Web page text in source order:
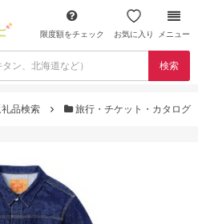
限度額をチェック お気に入り メニュー
検索
品検索 旅行・チケット・カタログ